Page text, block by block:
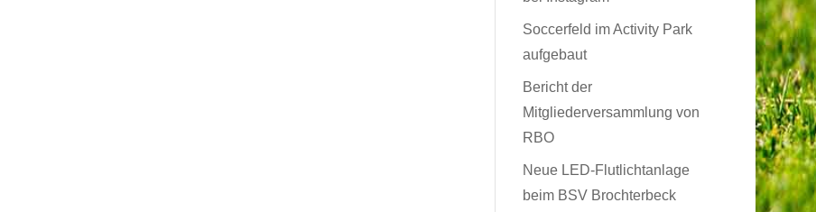
Soccerfeld im Activity Park
aufgebaut
Bericht der
Mitgliederversammlung von
RBO
Neue LED-Flutlichtanlage
beim BSV Brochterbeck